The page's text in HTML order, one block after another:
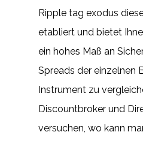
Ripple tag exodus
etabliert und bietet
ein hohes Maß an
Spreads der einzelnen
Instrument zu
Discountbroker und
versuchen, wo kann